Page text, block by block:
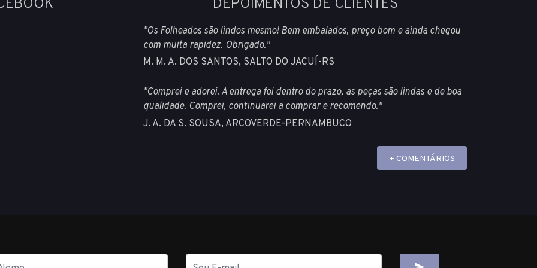
DEPOIMENTOS DE CLIENTES
"Os Folheados são lindos mesmo! Bem embalados, preço bom e ainda chegou
com muita rapidez. Obrigado."
M. M. A. DOS SANTOS, SALTO DO JACUÍ-RS
"Comprei e adorei. A entrega foi dentro do prazo, as peças são lindas e de boa
qualidade. Comprei, continuarei a comprar e recomendo."
J. A. DA S. SOUSA, ARCOVERDE-PERNAMBUCO
+ COMENTÁRIOS